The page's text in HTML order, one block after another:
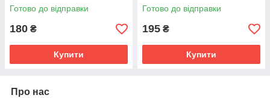
Готово до відправки
180 ₴
Купити
Готово до відправки
195 ₴
Купити
Про нас